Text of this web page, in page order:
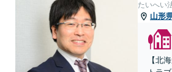
たいへい
山形
【北